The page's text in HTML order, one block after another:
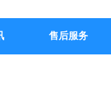
售后服务